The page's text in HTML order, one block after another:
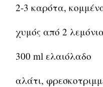
2-3 καρότα,
χυμός από 2
300 ml ελαιόλαδο
αλάτι,